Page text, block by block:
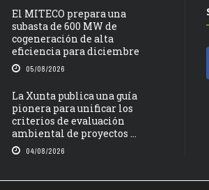
El MITECO prepara una
subasta de 600 MW de
cogeneración de alta
eficiencia para diciembre
05/08/2026
La Xunta publica una guía
pionera para unificar los
criterios de evaluación
ambiental de proyectos ...
04/08/2026